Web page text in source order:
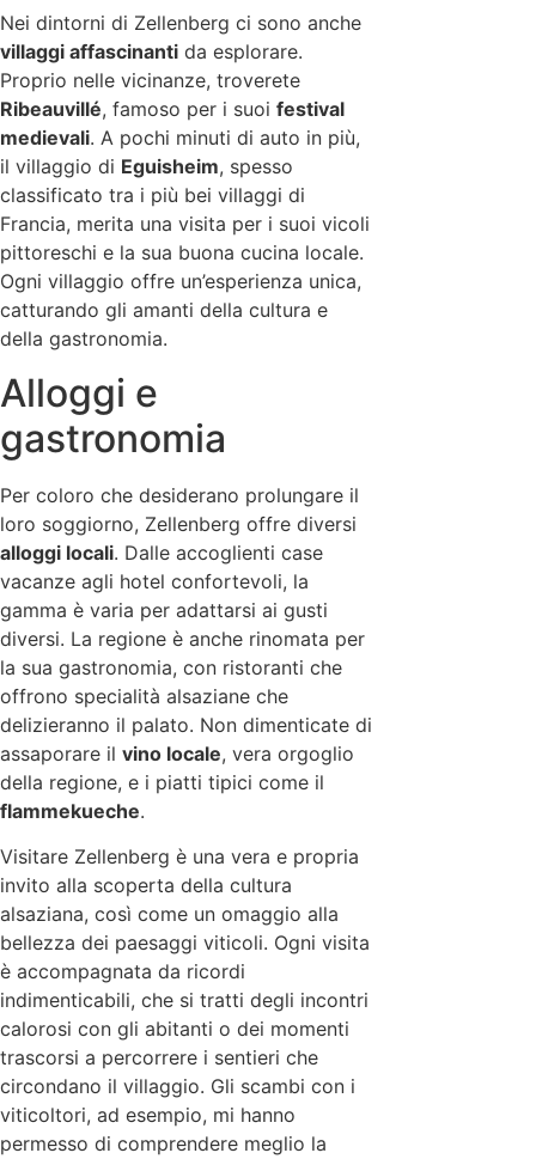
Nei dintorni di Zellenberg ci sono anche
villaggi affascinanti da esplorare.
Proprio nelle vicinanze, troverete
Ribeauvillé, famoso per i suoi festival
medievali. A pochi minuti di auto in più,
il villaggio di Eguisheim, spesso
classificato tra i più bei villaggi di
Francia, merita una visita per i suoi vicoli
pittoreschi e la sua buona cucina locale.
Ogni villaggio offre un’esperienza unica,
catturando gli amanti della cultura e
della gastronomia.
Alloggi e
gastronomia
Per coloro che desiderano prolungare il
loro soggiorno, Zellenberg offre diversi
alloggi locali. Dalle accoglienti case
vacanze agli hotel confortevoli, la
gamma è varia per adattarsi ai gusti
diversi. La regione è anche rinomata per
la sua gastronomia, con ristoranti che
offrono specialità alsaziane che
delizieranno il palato. Non dimenticate di
assaporare il vino locale, vera orgoglio
della regione, e i piatti tipici come il
flammekueche.
Visitare Zellenberg è una vera e propria
invito alla scoperta della cultura
alsaziana, così come un omaggio alla
bellezza dei paesaggi viticoli. Ogni visita
è accompagnata da ricordi
indimenticabili, che si tratti degli incontri
calorosi con gli abitanti o dei momenti
trascorsi a percorrere i sentieri che
circondano il villaggio. Gli scambi con i
viticoltori, ad esempio, mi hanno
permesso di comprendere meglio la